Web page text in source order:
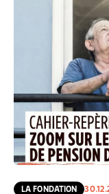
LA FONDATION